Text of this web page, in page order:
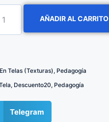
AÑADIR AL CARRITO
Telas (Texturas), Pedagogía
, Descuento20, Pedagogía
Telegram